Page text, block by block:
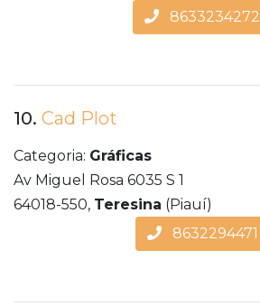
8633234272
10. Cad Plot
Categoria: Gráficas
Av Miguel Rosa 6035 S 1
64018-550, Teresina (Piauí)
8632294471